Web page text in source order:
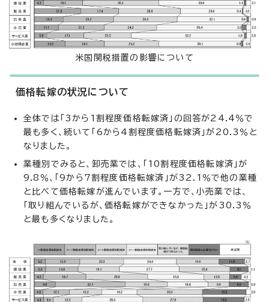
米国関税措置の影響について
価格転嫁の状況について
全体では「3から1割程度価格転嫁済」の回答が24.4％で
最も多く、続いて「6から4割程度価格転嫁済」が20.3％と
なりました。
業種別でみると、卸売業では、「10割程度価格転嫁済」が
9.8％、「9から7割程度価格転嫁済」が32.1％で他の業種
と比べて価格転嫁が進んでいます。一方で、小売業では、
「取り組んでいるが、価格転嫁ができなかった」が30.3％
と最も多くなりました。